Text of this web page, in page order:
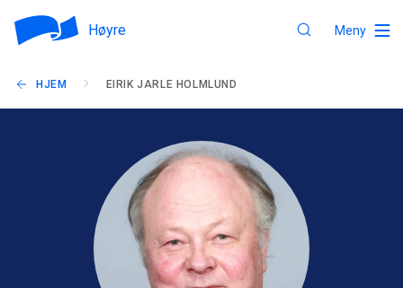
Høyre Meny
HJEM EIRIK JARLE HOLMLUND